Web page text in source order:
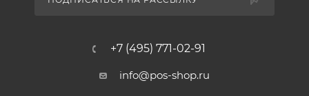
+7 (495) 771-02-91
info@pos-shop.ru